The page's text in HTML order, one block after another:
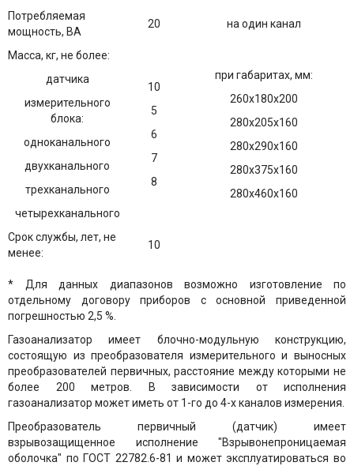
Потребляемая
мощность, ВА
20 на один канал
Масса, кг, не более:
датчика
измерительного
блока:
одноканального
двухканального
трехканального
четырехканального
10
5
6
7
8
при габаритах, мм:
260х180х200
280х205х160
280х290х160
280х375х160
280х460х160
Срок службы, лет, не
менее:
10
* Для данных диапазонов возможно изготовление по
отдельному договору приборов с основной приведенной
погрешностью 2,5 %.
Газоанализатор имеет блочно-модульную конструкцию,
состоящую из преобразователя измерительного и выносных
преобразователей первичных, расстояние между которыми не
более 200 метров. В зависимости от исполнения
газоанализатор может иметь от 1-го до 4-х каналов измерения.
Преобразователь первичный (датчик) имеет
взрывозащищенное исполнение "Взрывонепроницаемая
оболочка" по ГОСТ 22782.6-81 и может эксплуатироваться во